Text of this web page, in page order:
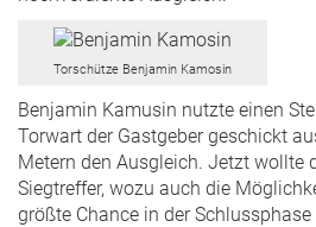
Torschütze Benjamin Kamosin
Benjamin Kamusin nutzte einen
Torwart der Gastgeber geschickt
Metern den Ausgleich. Jetzt wollte
Siegtreffer, wozu auch die
größte Chance in der